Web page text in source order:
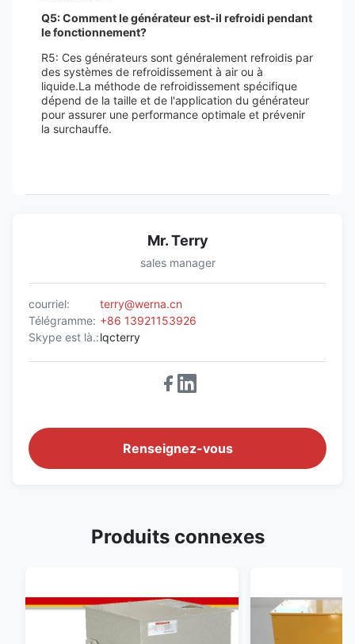
Q5: Comment le générateur est-il refroidi pendant
le fonctionnement?
R5: Ces générateurs sont généralement refroidis par
des systèmes de refroidissement à air ou à
liquide.La méthode de refroidissement spécifique
dépend de la taille et de l'application du générateur
pour assurer une performance optimale et prévenir
la surchauffe.
Mr. Terry
sales manager
courriel:
terry@werna.cn
Télégramme: +86 13921153926
Skype est là.:lqcterry
Renseignez-vous
Produits connexes